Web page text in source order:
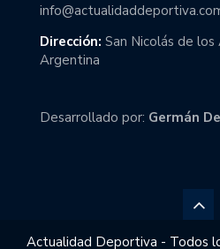
Dirección: San Nicolás de
Argentina
Desarrollado por: Germán
Actualidad Deportiva - Todos